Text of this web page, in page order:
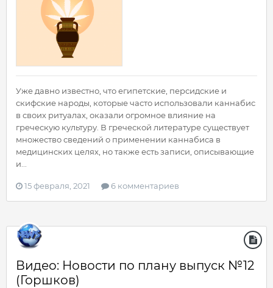
Уже давно известно, что египетские, персидские и
скифские народы, которые часто использовали каннабис
в своих ритуалах, оказали огромное влияние на
греческую культуру. В греческой литературе существует
множество сведений о применении каннабиса в
медицинских целях, но также есть записи, описывающие
и...
15 февраля, 2021 6 комментариев
Видео: Новости по плану выпуск №12
(Горшков)